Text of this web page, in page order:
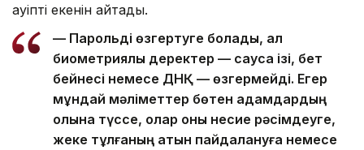
қауіпті екенін айтады.
— Парольді өзгертуге болады, ал
биометриялық деректер — саусақ ізі, бет
бейнесі немесе ДНҚ — өзгермейді. Егер
мұндай мәліметтер бөтен адамдардың
қолына түссе, олар оны несие рәсімдеуге,
жеке тұлғаның атын пайдалануға немесе